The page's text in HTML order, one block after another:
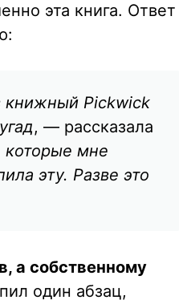
эта книга. Ответ
книжный Pickwick
, — рассказала
которые мне
эту. Разве это
а собственному
один абзац,